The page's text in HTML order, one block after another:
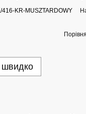
416-KR-MUSZTARDOWY